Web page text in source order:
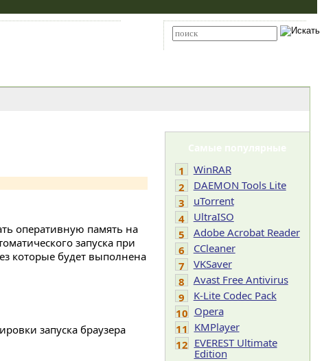
оперативную память на
запуска при
которые будет выполнена
запуска браузера
Самые популярные
1
WinRAR
2
DAEMON Tools Lite
3
uTorrent
4
UltraISO
5
Adobe Acrobat Reader
6
CCleaner
7
VKSaver
8
Avast Free Antivirus
9
K-Lite Codec Pack
10 Opera
11 KMPlayer
12 EVEREST Ultimate
Edition